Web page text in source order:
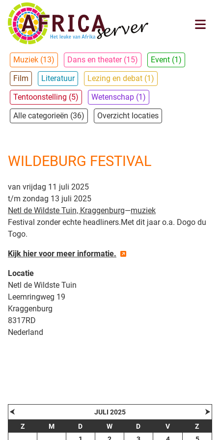
Muziek (13) Dans en theater (15)
Event (1)
Film
Literatuur
Lezing en debat (1)
Tentoonstelling (5)
Wetenschap (1)
Alle categorieën (36)
Overzicht locaties
WILDEBURG FESTIVAL
van vrijdag 11 juli 2025
t/m zondag 13 juli 2025
Netl de Wildste Tuin, Kraggenburg—muziek
Festival zonder echte headliners.Met dit jaar o.a. Dogo du
Togo.
Kijk hier voor meer informatie.
Locatie
Netl de Wildste Tuin
Leemringweg 19
Kraggenburg
8317RD
Nederland
⮜ JULI 2025 ⮞
Z M D W D V
Z